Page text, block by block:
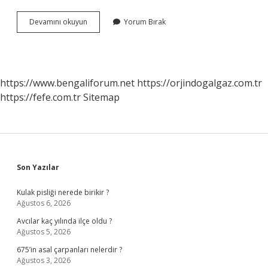
Devamını okuyun
Yapmak
Yorum Bırak
https://www.bengaliforum.net https://orjindogalgaz.com.tr
https://fefe.com.trSitemap
Sidebar
Son Yazılar
Kulak pisliği nerede birikir ?
Ağustos 6, 2026
Avcılar kaç yılında ilçe oldu ?
Ağustos 5, 2026
675’in asal çarpanları nelerdir ?
Ağustos 3, 2026